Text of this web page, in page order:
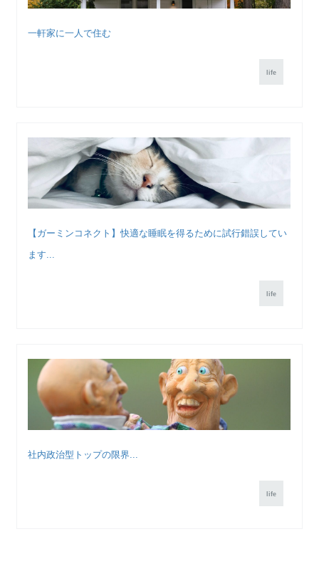
一軒家に一人で住む
life
【ガーミンコネクト】快適な睡眠を得るために試行錯誤してい
ます...
life
社内政治型トップの限界...
life